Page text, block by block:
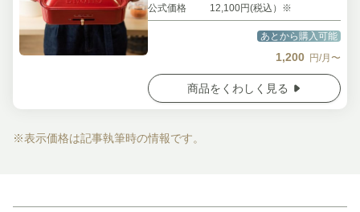
公式価格 12,100円(税込）※
あとから購入可能
1,200 円/月〜
商品をくわしく見る
※表示価格は記事執筆時の情報です。